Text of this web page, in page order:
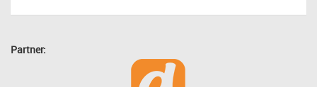
Partner: